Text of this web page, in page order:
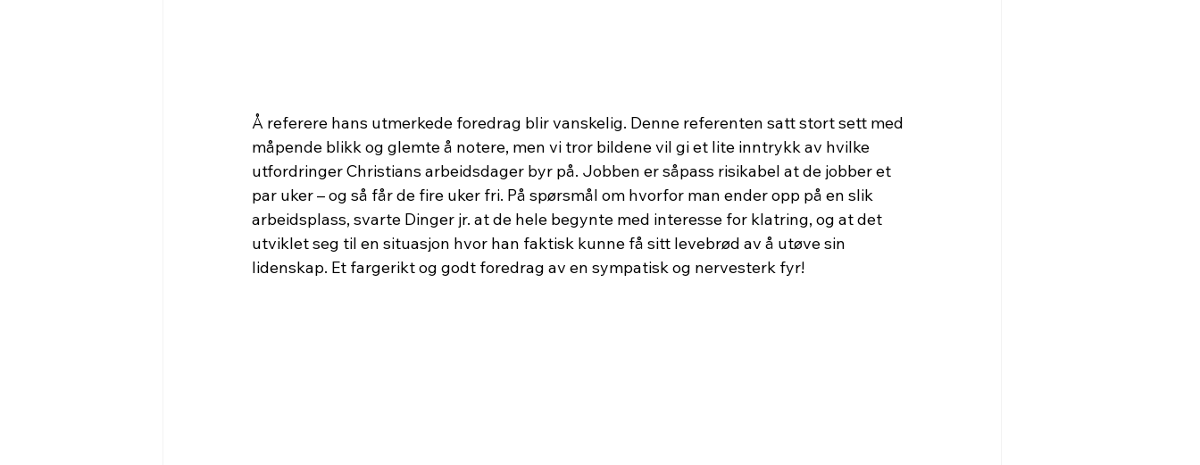
Å referere hans utmerkede foredrag blir vanskelig. Denne referenten satt stort sett med
måpende blikk og glemte å notere, men vi tror bildene vil gi et lite inntrykk av hvilke
utfordringer Christians arbeidsdager byr på. Jobben er såpass risikabel at de jobber et
par uker – og så får de fire uker fri. På spørsmål om hvorfor man ender opp på en slik
arbeidsplass, svarte Dinger jr. at de hele begynte med interesse for klatring, og at det
utviklet seg til en situasjon hvor han faktisk kunne få sitt levebrød av å utøve sin
lidenskap. Et fargerikt og godt foredrag av en sympatisk og nervesterk fyr!